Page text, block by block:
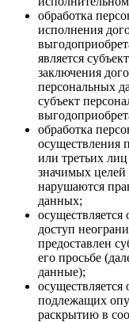
обработка
исполнения
является
заключения
персональных
субъект
обработка
осуществления
или третьих
значимых
нарушаются
данных;
доступ
предоставлен
его просьбе
данные);
подлежащих
раскрытию в